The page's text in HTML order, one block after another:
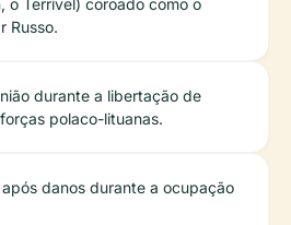
o Terrível) coroado como o
Russo.
durante a libertação de
polaco-lituanas.
danos durante a ocupação